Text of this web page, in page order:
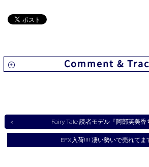
Comment &
Fairy Tale 読者モデル『阿部芙美香
EFX入荷!!!! 凄い勢いで売れてま